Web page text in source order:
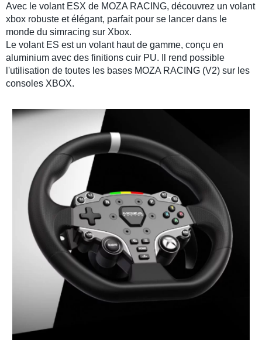
Avec le volant ESX de MOZA RACING, découvrez un volant
xbox robuste et élégant, parfait pour se lancer dans le
monde du simracing sur Xbox.
Le volant ES est un volant haut de gamme, conçu en
aluminium avec des finitions cuir PU. Il rend possible
l'utilisation de toutes les bases MOZA RACING (V2) sur les
consoles XBOX.